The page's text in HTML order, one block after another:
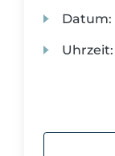
Datum:
Uhrzeit: